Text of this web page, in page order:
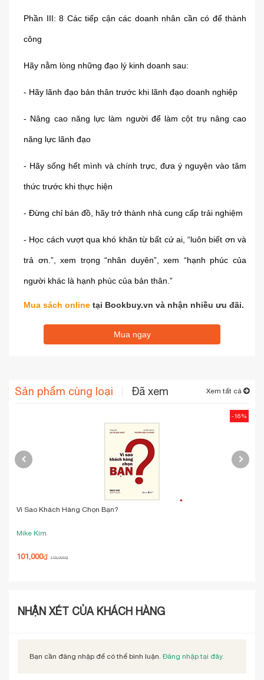
Phần III: 8 Các tiếp cận các doanh nhân cần có để thành
công
Hãy nằm lòng những đạo lý kinh doanh sau:
- Hãy lãnh đạo bản thân trước khi lãnh đạo doanh nghiệp
- Nâng cao năng lực làm người để làm cột trụ nâng cao
năng lực lãnh đạo
- Hãy sống hết mình và chính trực, đưa ý nguyện vào tâm
thức trước khi thực hiện
- Đừng chỉ bán đồ, hãy trở thành nhà cung cấp trải nghiệm
- Học cách vượt qua khó khăn từ bất cứ ai, “luôn biết ơn và
trả ơn.”, xem trọng “nhân duyên”, xem “hạnh phúc của
người khác là hạnh phúc của bản thân.”
Mua sách online tại Bookbuy.vn và nhận nhiều ưu đãi.
Mua ngay
Sản phẩm cùng loại Đã xem Xem tất cả
Vì Sao Khách Hàng Chọn Bạn?
Mike Kim
101,000₫ 119,000₫
-16%
NHẬN XÉT CỦA KHÁCH HÀNG
Bạn cần đăng nhập để có thể bình luận. Đăng nhập tại đây.